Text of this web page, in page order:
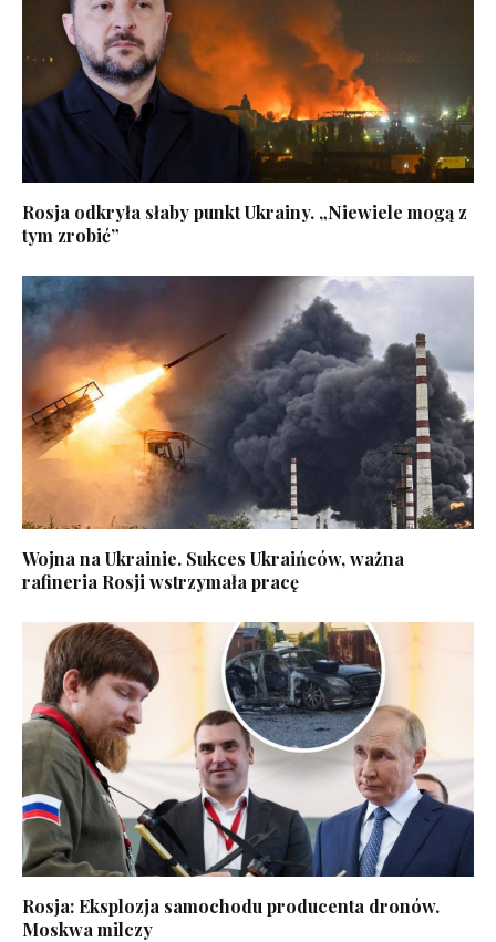
Rosja odkryła słaby punkt Ukrainy. „Niewiele mogą z
tym zrobić”
Wojna na Ukrainie. Sukces Ukraińców, ważna
rafineria Rosji wstrzymała pracę
Rosja: Eksplozja samochodu producenta dronów.
Moskwa milczy